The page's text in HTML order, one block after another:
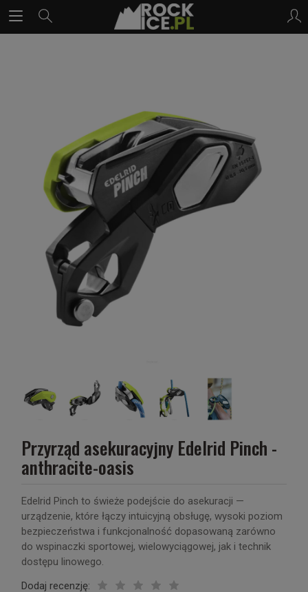
Przyrząd asekuracyjny Edelrid Pinch -
anthracite-oasis
Edelrid Pinch to świeże podejście do asekuracji —
urządzenie, które łączy intuicyjną obsługę, wysoki poziom
bezpieczeństwa i funkcjonalność dopasowaną zarówno
do wspinaczki sportowej, wielowyciągowej, jak i technik
dostępu linowego.
Dodaj recenzję: